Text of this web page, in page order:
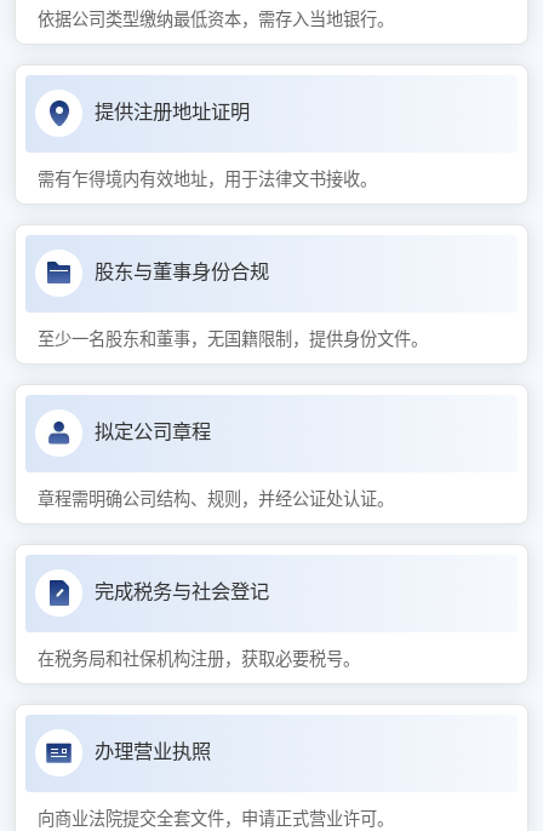
依据公司类型缴纳最低资本，需存入当地银行。
提供注册地址证明
需有乍得境内有效地址，用于法律文书接收。
股东与董事身份合规
至少一名股东和董事，无国籍限制，提供身份文件。
拟定公司章程
章程需明确公司结构、规则，并经公证处认证。
完成税务与社会登记
在税务局和社保机构注册，获取必要税号。
办理营业执照
向商业法院提交全套文件，申请正式营业许可。